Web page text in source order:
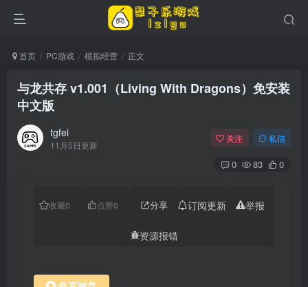
首页 PC游戏 模拟经营 正文
与龙共存 v1.001（Living With Dragons）免安装
中文版
tgfei
11月5日更新
关注 私信
0 83 0
收藏0 点赞0 分享 订阅更新 举报
资源报错